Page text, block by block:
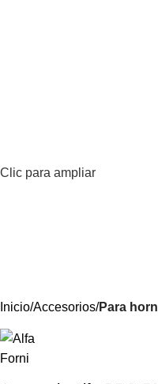
Clic para ampliar
Inicio Accesorios Para